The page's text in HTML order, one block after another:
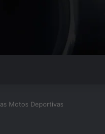
Motos Deportivas